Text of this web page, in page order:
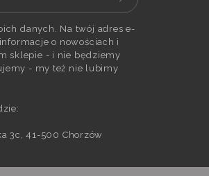
danych. Na twój adres e-
o nowościach i
sklepie - i nie będziemy
- my też nie lubimy
3c, 41-500 Chorzów